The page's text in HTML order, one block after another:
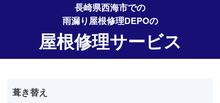
長崎県西海市での
雨漏り屋根修理DEPOの
屋根修理サービス
葺き替え